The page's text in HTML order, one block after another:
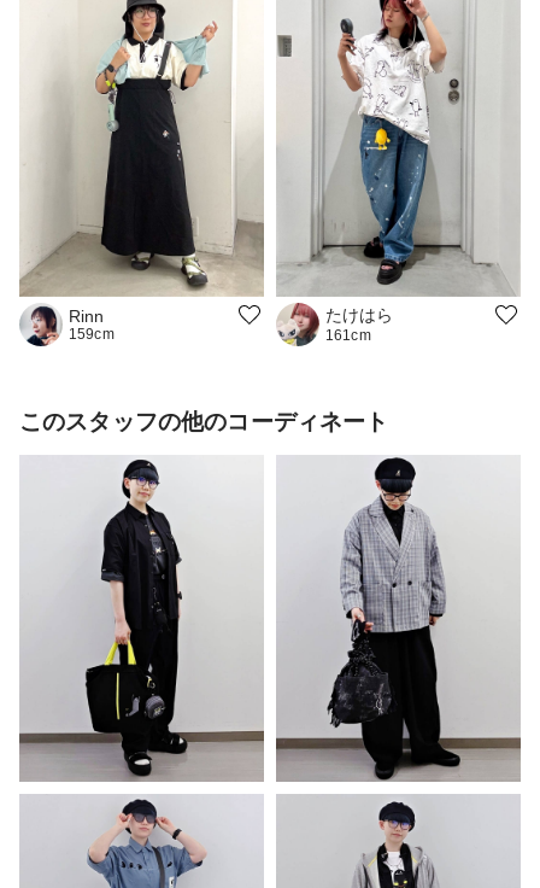
Rinn
159cm
たけはら
161cm
このスタッフの他のコーディネート